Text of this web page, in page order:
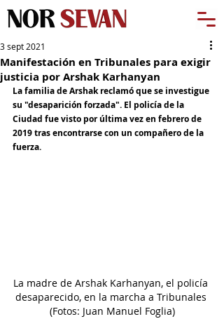
Manifestación en Tribunales para exigir
justicia por Arshak Karhanyan
3 sept 2021
La familia de Arshak reclamó que se investigue
su "desaparición forzada". El policía de la
Ciudad fue visto por última vez en febrero de
2019 tras encontrarse con un compañero de la
fuerza.
La madre de Arshak Karhanyan, el policía
desaparecido, en la marcha a Tribunales
(Fotos: Juan Manuel Foglia)